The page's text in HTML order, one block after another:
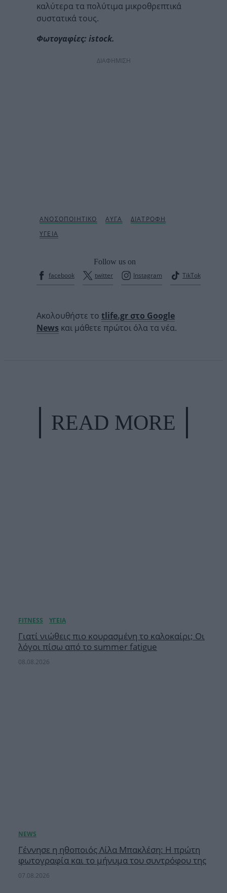
καλύτερα τα πολύτιμα μικροθρεπτικά
συστατικά τους.
Φωτογαφίες: istock.
ΔΙΑΦΗΜΙΣΗ
Follow us on
facebook
twitter Instagram TikTok
Ακολουθήστε το tlife.gr στο Google
News και μάθετε πρώτοι όλα τα νέα.
READ MORE
Γιατί νιώθεις πιο κουρασμένη το καλοκαίρι; Οι
λόγοι πίσω από το summer fatigue
08.08.2026
Γέννησε η ηθοποιός Λίλα Μπακλέση: Η πρώτη
φωτογραφία και το μήνυμα του συντρόφου της
07.08.2026